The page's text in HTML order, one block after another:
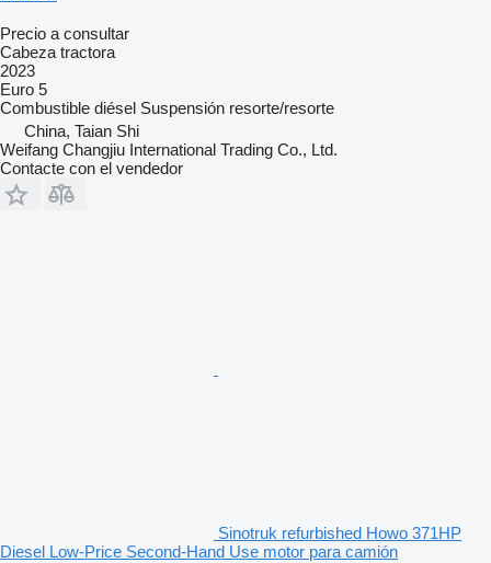
Precio a consultar
Cabeza tractora
2023
Euro 5
Combustible diésel Suspensión resorte/resorte
China, Taian Shi
Weifang Changjiu International Trading Co., Ltd.
Contacte con el vendedor
Sinotruk refurbished Howo 371HP
Diesel Low-Price Second-Hand Use motor para camión